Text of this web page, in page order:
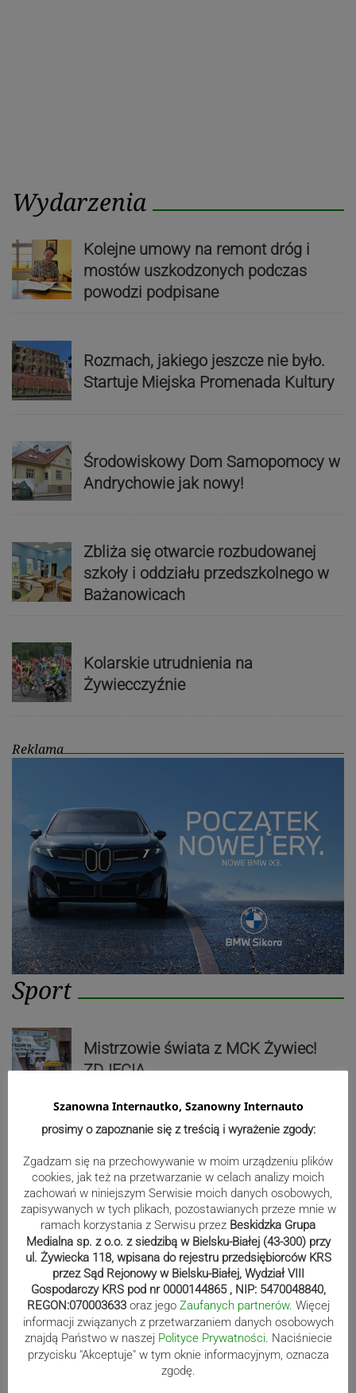
Wydarzenia
Kolejne umowy na remont dróg i
mostów uszkodzonych podczas
powodzi podpisane
Rozmach, jakiego jeszcze nie było.
Startuje Miejska Promenada Kultury
Środowiskowy Dom Samopomocy w
Andrychowie jak nowy!
Zbliża się otwarcie rozbudowanej
szkoły i oddziału przedszkolnego w
Bażanowicach
Kolarskie utrudnienia na
Żywiecczyźnie
Reklama
Sport
Mistrzowie świata z MCK Żywiec!
ZDJĘCIA
Bracia Szejowie ruszają po kolejne
punkty. Liderzy mistrzostw
wystartują w Rajdzie Rzeszowskim
80-lecie Soły Kobiernice. Będzie się
działo! SZCZEGÓŁOWY PROGRAM
Kaniów stolicą europejskiego kajak
polo. Kilkadziesiąt drużyn z całej
Europy rywalizowało przez trzy dni
Szanowna Internautko, Szanowny Internauto
prosimy o zapoznanie się z treścią i wyrażenie zgody:
Zgadzam się na przechowywanie w moim urządzeniu plików
cookies, jak też na przetwarzanie w celach analizy moich
zachowań w niniejszym Serwisie moich danych osobowych,
zapisywanych w tych plikach, pozostawianych przeze mnie w
ramach korzystania z Serwisu przez Beskidzka Grupa
Medialna sp. z o.o. z siedzibą w Bielsku-Białej (43-300) przy
ul. Żywiecka 118, wpisana do rejestru przedsiębiorców KRS
przez Sąd Rejonowy w Bielsku-Białej, Wydział VIII
Gospodarczy KRS pod nr 0000144865 , NIP: 5470048840,
REGON:070003633 oraz jego Zaufanych partnerów. Więcej
informacji związanych z przetwarzaniem danych osobowych
znajdą Państwo w naszej Polityce Prywatności. Naciśniecie
przycisku "Akceptuje" w tym oknie informacyjnym, oznacza
zgodę.